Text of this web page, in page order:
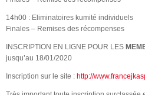
14h00 : Eliminatoires kumité individuels
Finales – Remises des récompenses
INSCRIPTION EN LIGNE POUR LES
jusqu’au 18/01/2020
Inscription sur le site : http://